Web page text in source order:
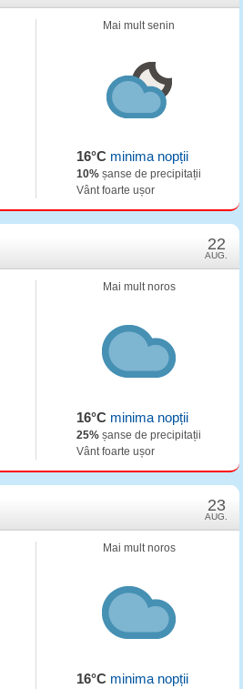
Mai mult senin
16°C minima nopții
10% șanse de precipitații
Vânt foarte ușor
22
AUG.
Mai mult noros
16°C minima nopții
25% șanse de precipitații
Vânt foarte ușor
23
AUG.
Mai mult noros
16°C minima nopții